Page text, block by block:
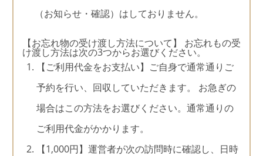
（お知らせ・確認）はしておりません。
【お忘れ物の受け渡し方法について】 お忘れもの受
け渡し方法は次の3つからお選びください。
【ご利用代金をお支払い】ご自身で通常通りご
予約を行い、回収していただきます。 お急ぎの
場合はこの方法をお選びください。通常通りの
ご利用代金がかかります。
【1,000円】運営者が次の訪問時に確認し、日時